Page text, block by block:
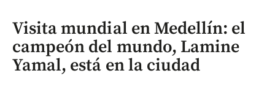
Visita mundial en Medellín: el
campeón del mundo, Lamine
Yamal, está en la ciudad